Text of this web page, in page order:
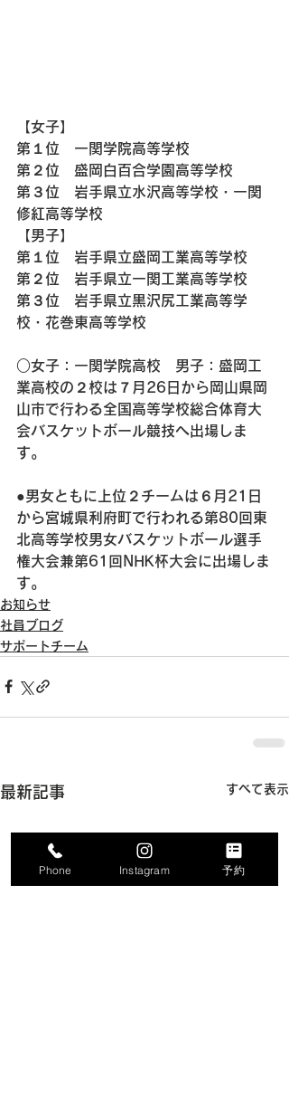
【女子】
第１位　一関学院高等学校
第２位　盛岡白百合学園高等学校
第３位　岩手県立水沢高等学校・一関
修紅高等学校
【男子】
第１位　岩手県立盛岡工業高等学校
第２位　岩手県立一関工業高等学校
第３位　岩手県立黒沢尻工業高等学
校・花巻東高等学校
○女子：一関学院高校　男子：盛岡工
業高校の２校は７月26日から岡山県岡
山市で行わる全国高等学校総合体育大
会バスケットボール競技へ出場しま
す。
●男女ともに上位２チームは６月21日
から宮城県利府町で行われる第80回東
北高等学校男女バスケットボール選手
権大会兼第61回NHK杯大会に出場しま
す。
お知らせ
社員ブログ
サポートチーム
最新記事 すべて表示
Phone Instagram 予約